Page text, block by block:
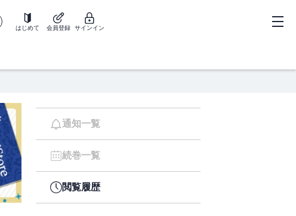
はじめて 会員登録 サインイン
通知一覧
続巻一覧
閲覧履歴